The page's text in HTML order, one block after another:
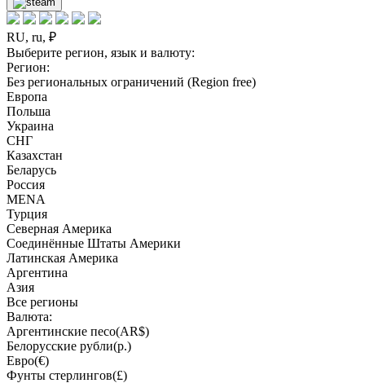
RU, ru, ₽
Выберите регион, язык и валюту:
Регион:
Без региональных ограничений (Region free)
Европа
Польша
Украина
СНГ
Казахстан
Беларусь
Россия
MENA
Турция
Северная Америка
Соединённые Штаты Америки
Латинская Америка
Аргентина
Азия
Все регионы
Валюта:
Аргентинские песо(AR$)
Белорусские рубли(р.)
Евро(€)
Фунты стерлингов(£)